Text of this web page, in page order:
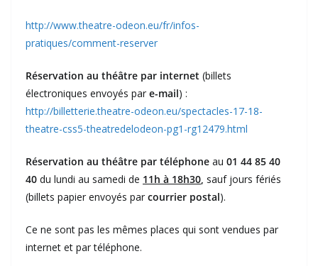
http://www.theatre-odeon.eu/fr/infos-
pratiques/comment-reserver
Réservation au théâtre par internet (billets
électroniques envoyés par e-mail) :
http://billetterie.theatre-odeon.eu/spectacles-17-18-
theatre-css5-theatredelodeon-pg1-rg12479.html
Réservation au théâtre par téléphone au 01 44 85 40
40 du lundi au samedi de 11h à 18h30, sauf jours fériés
(billets papier envoyés par courrier postal).
Ce ne sont pas les mêmes places qui sont vendues par
internet et par téléphone.